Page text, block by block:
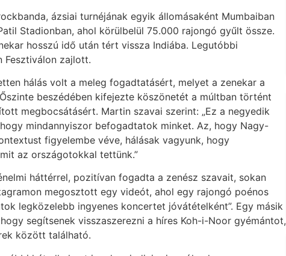
ázsiai turnéjának egyik állomásaként Mumbaiban
Stadionban, ahol körülbelül 75.000 rajongó gyűlt össze.
hosszú idő után tért vissza Indiába. Legutóbbi
Fesztiválon zajlott.
hálás volt a meleg fogadtatásért, melyet a zenekar a
beszédében kifejezte köszönetét a múltban történt
megbocsátásért. Martin szavai szerint: „Ez a negyedik
mindannyiszor befogadtatok minket. Az, hogy Nagy-
figyelembe véve, hálásak vagyunk, hogy
az országotokkal tettünk.”
háttérrel, pozitívan fogadta a zenész szavait, sokan
megosztott egy videót, ahol egy rajongó poénos
legközelebb ingyenes koncertet jóvátételként”. Egy másik
segítsenek visszaszerezni a híres Koh-i-Noor gyémántot,
között található.